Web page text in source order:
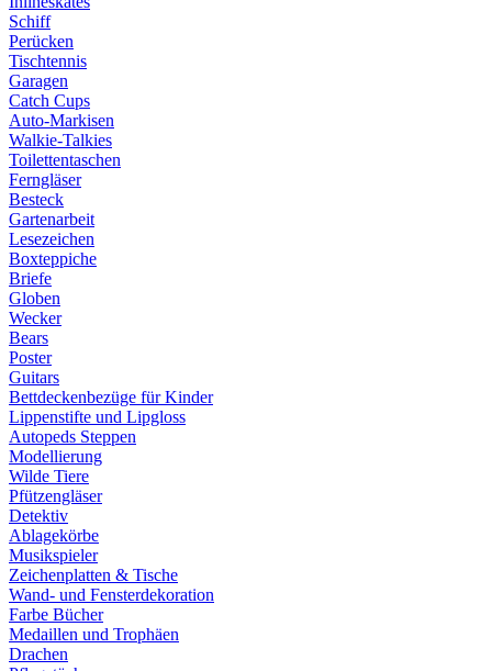
Schiff
Perücken
Tischtennis
Garagen
Catch Cups
Auto-Markisen
Walkie-Talkies
Toilettentaschen
Ferngläser
Besteck
Gartenarbeit
Lesezeichen
Boxteppiche
Briefe
Globen
Wecker
Bears
Poster
Guitars
Bettdeckenbezüge für Kinder
Lippenstifte und Lipgloss
Autopeds Steppen
Modellierung
Wilde Tiere
Pfützengläser
Detektiv
Ablagekörbe
Musikspieler
Zeichenplatten & Tische
Wand- und Fensterdekoration
Farbe Bücher
Medaillen und Trophäen
Drachen